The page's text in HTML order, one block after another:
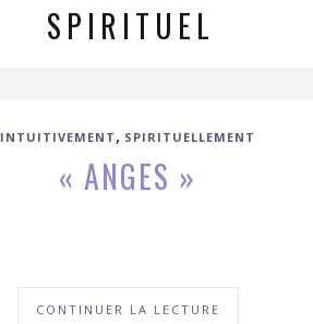
SPIRITUEL
INTUITIVEMENT , SPIRITUELLEMENT
« ANGES »
CONTINUER LA LECTURE